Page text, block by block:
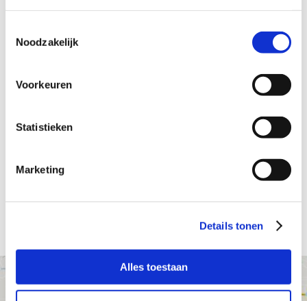
Noodzakelijk
Voorkeuren
Statistieken
Marketing
Details tonen
Alles toestaan
9 Verdacht van heling
9 Verdacht van geweldpleging
9 Verdacht van drugsdelict
9 Verdacht van zedendelict
Verdacht van vandalisme
9 Verdacht van stalking
Dagvaarding rijden onder invloed